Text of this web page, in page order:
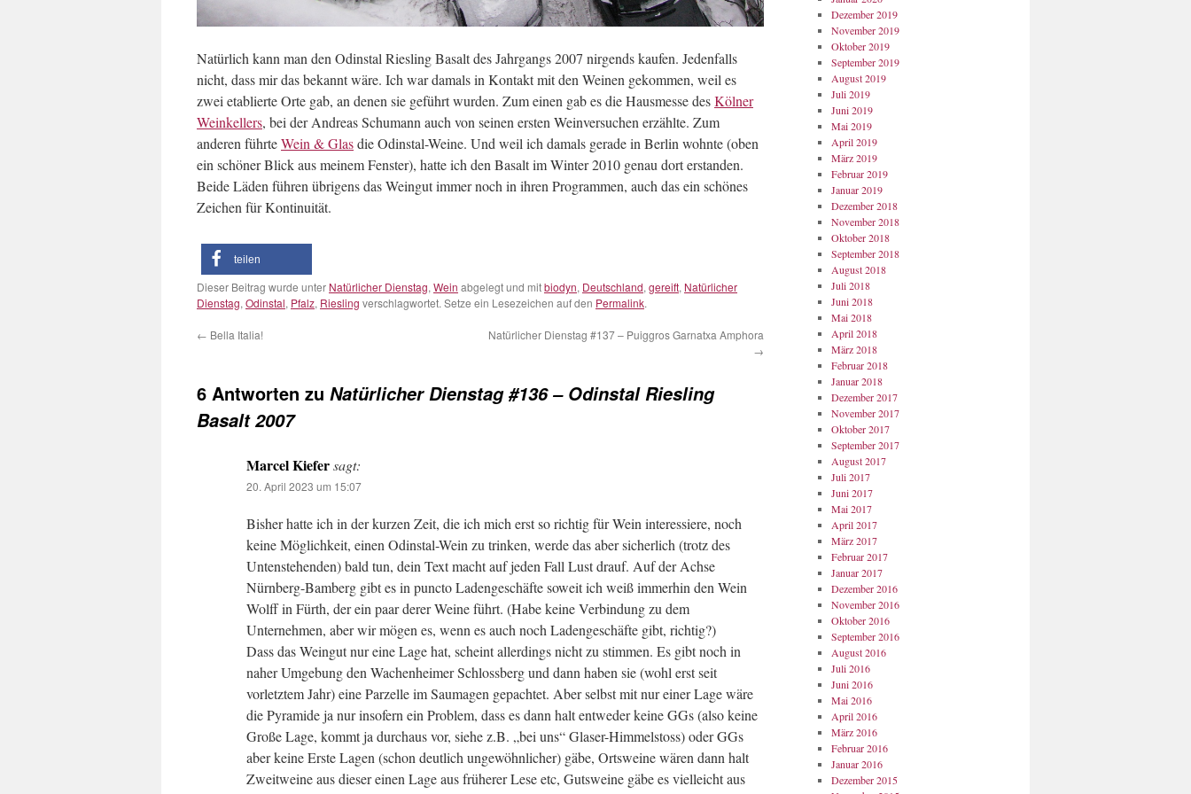
Natürlich kann man den Odinstal Riesling Basalt des Jahrgangs 2007 nirgends kaufen. Jedenfalls
nicht, dass mir das bekannt wäre. Ich war damals in Kontakt mit den Weinen gekommen, weil es
zwei etablierte Orte gab, an denen sie geführt wurden. Zum einen gab es die Hausmesse desKölner
Weinkellers, bei der Andreas Schumann auch von seinen ersten Weinversuchen erzählte. Zum
anderen führteWein & Glasdie Odinstal-Weine. Und weil ich damals gerade in Berlin wohnte (oben
ein schöner Blick aus meinem Fenster), hatte ich den Basalt im Winter 2010 genau dort erstanden.
Beide Läden führen übrigens das Weingut immer noch in ihren Programmen, auch das ein schönes
Zeichen für Kontinuität.
teilen
Dieser Beitrag wurde unter Natürlicher Dienstag, Wein abgelegt und mitbiodyn, Deutschland, gereift, Natürlicher
Dienstag, Odinstal, Pfalz, Riesling verschlagwortet. Setze ein Lesezeichen auf den Permalink.
← Bella Italia!
Natürlicher Dienstag #137 – Puiggros Garnatxa Amphora
→
6 Antworten zu Natürlicher Dienstag #136 – Odinstal Riesling
Basalt 2007
Marcel Kiefersagt:
20. April 2023 um 15:07
Bisher hatte ich in der kurzen Zeit, die ich mich erst so richtig für Wein interessiere, noch
keine Möglichkeit, einen Odinstal-Wein zu trinken, werde das aber sicherlich (trotz des
Untenstehenden) bald tun, dein Text macht auf jeden Fall Lust drauf. Auf der Achse
Nürnberg-Bamberg gibt es in puncto Ladengeschäfte soweit ich weiß immerhin den Wein
Wolff in Fürth, der ein paar derer Weine führt. (Habe keine Verbindung zu dem
Unternehmen, aber wir mögen es, wenn es auch noch Ladengeschäfte gibt, richtig?)
Dass das Weingut nur eine Lage hat, scheint allerdings nicht zu stimmen. Es gibt noch in
naher Umgebung den Wachenheimer Schlossberg und dann haben sie (wohl erst seit
vorletztem Jahr) eine Parzelle im Saumagen gepachtet. Aber selbst mit nur einer Lage wäre
die Pyramide ja nur insofern ein Problem, dass es dann halt entweder keine GGs (also keine
Große Lage, kommt ja durchaus vor, siehe z.B. „bei uns“ Glaser-Himmelstoss) oder GGs
aber keine Erste Lagen (schon deutlich ungewöhnlicher) gäbe, Ortsweine wären dann halt
Zweitweine aus dieser einen Lage aus früherer Lese etc, Gutsweine gäbe es vielleicht aus
Dezember 2019
November 2019
Oktober 2019
September 2019
August 2019
Juli 2019
Juni 2019
Mai 2019
April 2019
März 2019
Februar 2019
Januar 2019
Dezember 2018
November 2018
Oktober 2018
September 2018
August 2018
Juli 2018
Juni 2018
Mai 2018
April 2018
März 2018
Februar 2018
Januar 2018
Dezember 2017
November 2017
Oktober 2017
September 2017
August 2017
Juli 2017
Juni 2017
Mai 2017
April 2017
März 2017
Februar 2017
Januar 2017
Dezember 2016
November 2016
Oktober 2016
September 2016
August 2016
Juli 2016
Juni 2016
Mai 2016
April 2016
März 2016
Februar 2016
Januar 2016
Dezember 2015